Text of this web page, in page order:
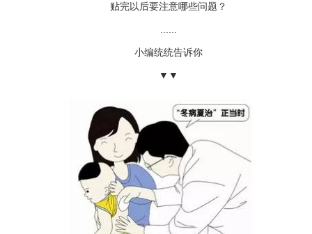
贴完以后要注意哪些问题？
......
小编统统告诉你
▼ ▼